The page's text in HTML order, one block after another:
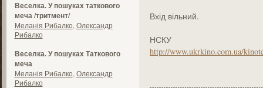
Веселка. У пошуках таткового
меча /тритмент/
Меланія Рибалко Олександр
Рибалко
Веселка. У пошуках Таткового
меча
Меланія Рибалко Олександр
Рибалко
Вхід вільний.
НСКУ
http://www.ukrkino.com.ua/